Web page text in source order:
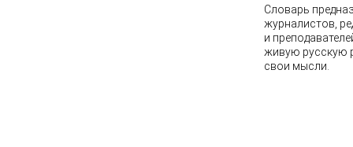
Словарь
журналистов,
и
живую русскую
свои мысли.